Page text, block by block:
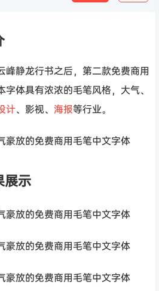
静龙行书之后，第二款免费商用
字体具有浓浓的毛笔风格，大气、
计、影视、 海报等行业。
展示